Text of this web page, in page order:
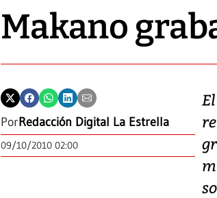
Makano
PorRedacción Digital La Estrella
09/10/2010 02:00